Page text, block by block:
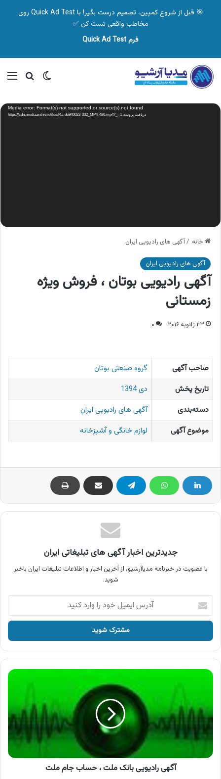
🎯 قبل از شروع کمپین، تصمیم درست بگیر! با Quick Ad Test روی
مخاطب واقعی تست کن ✅
فرم Quick Ad Test
تغییر پوسته
نمایشگر
ویدیو Media error: Format(s) not supported or source(s) not found
دریافت پرونده: https://cdn.mediaarshiv.ir/files/Ra-de940023-002_MP4-480.mp4?_=1
خانه /آگهی های رادیویی ایران
آگهی های رادیویی ایران
آگهی رادیویی بوتان ، فروش ویژه
زمستانی
۲۳ ژانویه ۲۰۱۶ ۰
صاحب آگهی
گروه صنعتی بوتان
تاریخ پخش
دی 1394
دسته‌بندی
آگهی های رادیویی ایران
موضوع آگهی
لوازم خانگی و آشپزخانه
جدیدترین اخبار آگهی های تبلیغاتی ایران
با عضویت در خبرنامه مدیاآرشیو، از آخرین اخبار و اطلاعات تبلیغات ایران باخبر
شوید.
آدرس
ایمیل
خود
وارد
کنید
آگهی
ملت
،
حساب
جام
آگهی رادیویی بانک ملت ، حساب جام ملت